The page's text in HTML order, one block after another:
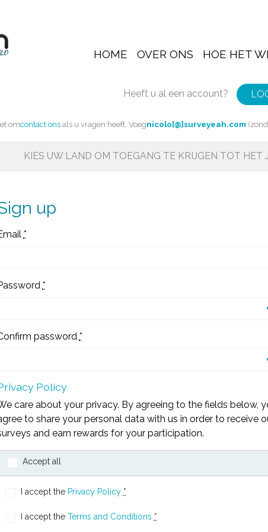
HOME OVER ONS HOE HET
Heeft u al een account?
omcontact onsals u vragen heeft. Voegnicolo[@]surveyeah.com
KIES UW LAND OM TOEGANG TE KRIJGEN TOT HET
up
*
*
password *
Policy
care about your privacy. By agreeing to the fields below,
to share your personal data with us in order to receive
and earn rewards for your participation.
Accept all
I accept the Privacy Policy *
I accept the Terms and Conditions *